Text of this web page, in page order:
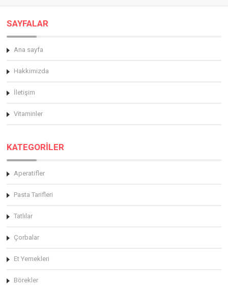
SAYFALAR
Ana sayfa
Hakkimizda
İletişim
Vitaminler
KATEGORİLER
Aperatifler
Pasta Tarifleri
Tatlılar
Çorbalar
Et Yemekleri
Börekler